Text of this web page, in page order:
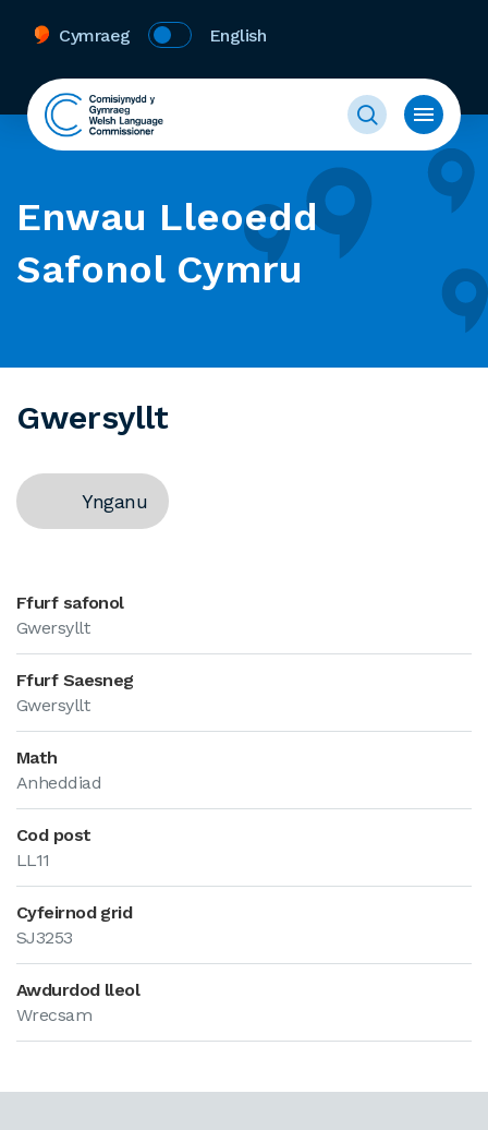
Cymraeg English
Enwau Lleoedd
Safonol Cymru
Gwersyllt
Ynganu
Ffurf safonol
Gwersyllt
Ffurf Saesneg
Gwersyllt
Math
Anheddiad
Cod post
LL11
Cyfeirnod grid
SJ3253
Awdurdod lleol
Wrecsam